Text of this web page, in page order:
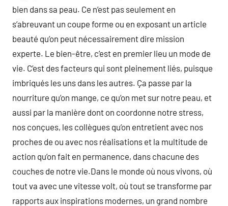
bien dans sa peau. Ce n’est pas seulement en
s’abreuvant un coupe forme ou en exposant un article
beauté qu’on peut nécessairement dire mission
experte. Le bien-être, c’est en premier lieu un mode de
vie. C’est des facteurs qui sont pleinement liés, puisque
imbriqués les uns dans les autres. Ça passe par la
nourriture qu’on mange, ce qu’on met sur notre peau, et
aussi par la manière dont on coordonne notre stress,
nos conçues, les collègues qu’on entretient avec nos
proches de ou avec nos réalisations et la multitude de
action qu’on fait en permanence, dans chacune des
couches de notre vie.Dans le monde où nous vivons, où
tout va avec une vitesse volt, où tout se transforme par
rapports aux inspirations modernes, un grand nombre